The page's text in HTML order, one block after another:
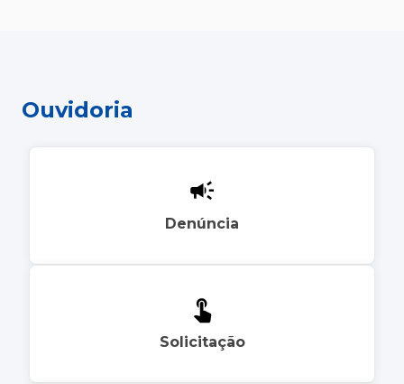
Ouvidoria
Denúncia
Solicitação